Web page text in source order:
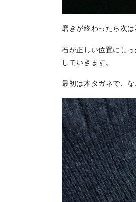
磨きが終わったら次
石が正しい位置にし
していきます。
最初は木タガネで、